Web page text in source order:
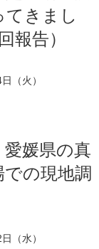
てきまし
報告）
（火）
愛媛県の真
の現地調
（水）